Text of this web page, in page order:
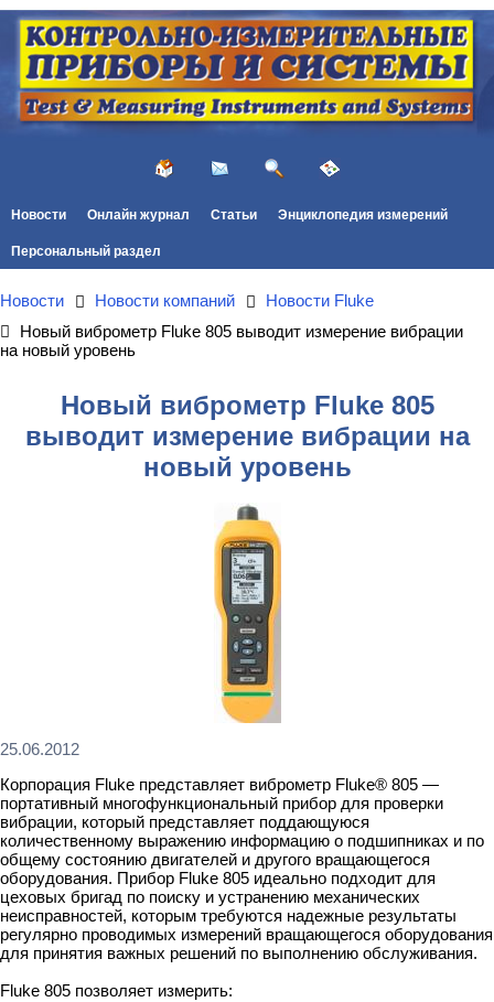
Новости Онлайн журнал Статьи Энциклопедия измерений
Персональный раздел
Новости Новости компаний
Новости Fluke
Новый виброметр Fluke 805 выводит измерение вибрации
на новый уровень
Новый виброметр Fluke 805
выводит измерение вибрации на
новый уровень
25.06.2012
Корпорация Fluke представляет виброметр Fluke® 805 —
портативный многофункциональный прибор для проверки
вибрации, который представляет поддающуюся
количественному выражению информацию о подшипниках и по
общему состоянию двигателей и другого вращающегося
оборудования. Прибор Fluke 805 идеально подходит для
цеховых бригад по поиску и устранению механических
неисправностей, которым требуются надежные результаты
регулярно проводимых измерений вращающегося оборудования
для принятия важных решений по выполнению обслуживания.
Fluke 805 позволяет измерить: